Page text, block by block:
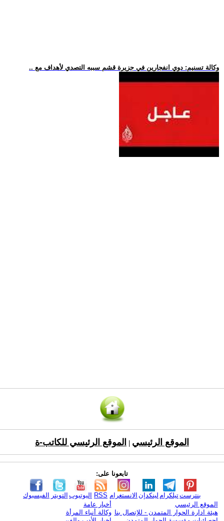
.. وكالة تسنيم: دوي انفجارين في جزيرة قشم سببه التصدي لأهداف مع
الموقع الرئيسي الموقع الرئيسي للكاتب-ة
تابعونا على:
الفيسبوك التويتر اليوتيوب RSS الانستغرام لينكدإن تيلكرامبنترست
الموقع الرئيسي
هيئة ادارة الحوار المتمدن - للإتصال بنا
أخبار عامة
وكالة أنباء المرأة